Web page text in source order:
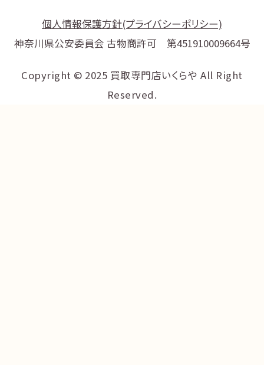
個人情報保護方針(プライバシーポリシー)
神奈川県公安委員会 古物商許可 第451910009664号
Copyright © 2025 買取専門店いくらや All Right
Reserved.